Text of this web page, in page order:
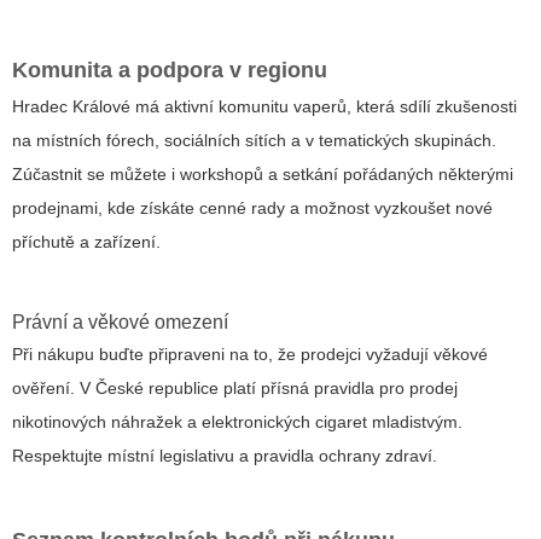
Komunita a podpora v regionu
Hradec Králové má aktivní komunitu vaperů, která sdílí zkušenosti
na místních fórech, sociálních sítích a v tematických skupinách.
Zúčastnit se můžete i workshopů a setkání pořádaných některými
prodejnami, kde získáte cenné rady a možnost vyzkoušet nové
příchutě a zařízení.
Právní a věkové omezení
Při nákupu buďte připraveni na to, že prodejci vyžadují věkové
ověření. V České republice platí přísná pravidla pro prodej
nikotinových náhražek a elektronických cigaret mladistvým.
Respektujte místní legislativu a pravidla ochrany zdraví.